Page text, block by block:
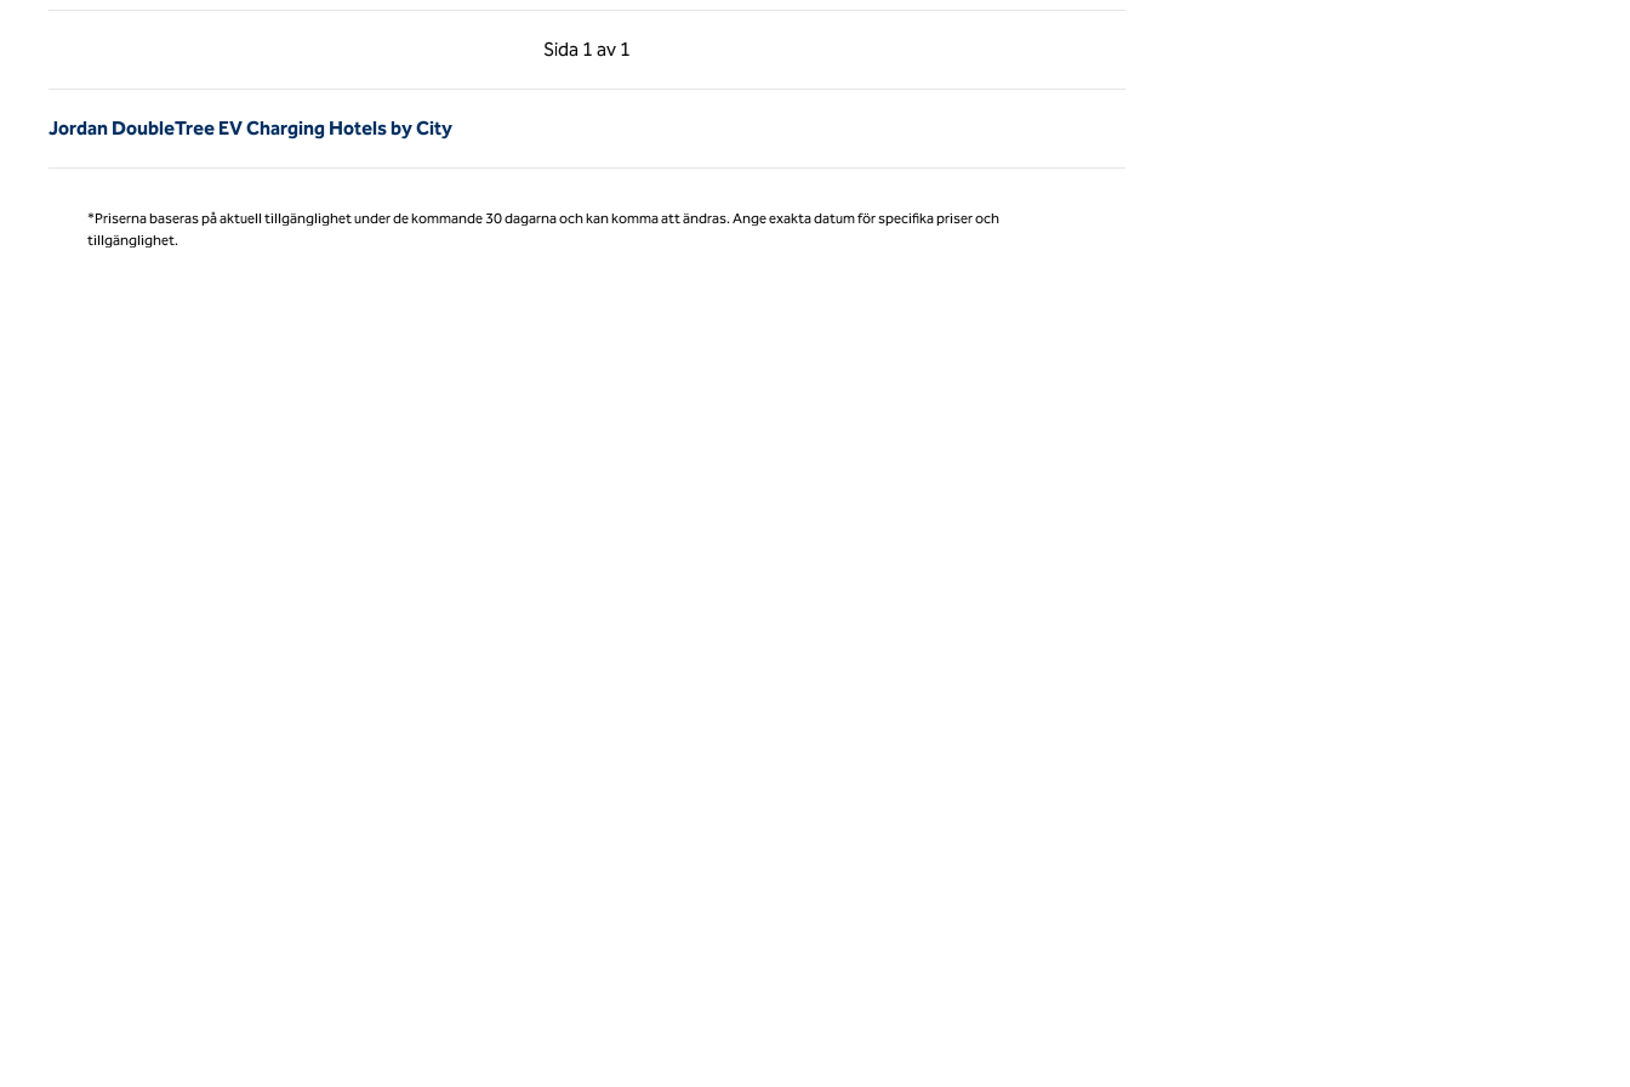
Sida 1 av 1
Föregående sida, 1 av 1
Sida 1 av 1
Jordan DoubleTree EV Charging Hotels by City
*Priserna baseras på aktuell tillgänglighet under de kommande 30 dagarna och kan komma att ändras. Ange exakta datum för specifika priser och
tillgänglighet.